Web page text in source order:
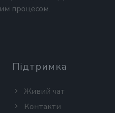
процесом.
Підтримка
Живий чат
Контакти